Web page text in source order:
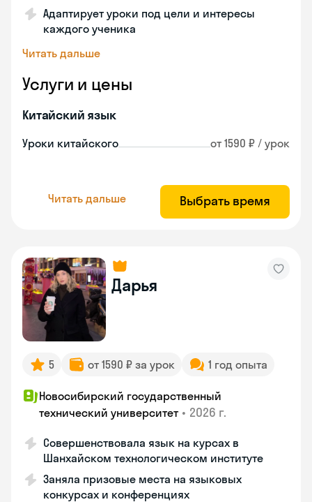
Адаптирует уроки под цели и интересы
каждого ученика
Читать дальше
Услуги и цены
Китайский язык
Уроки китайского от 1590 ₽ / урок
Читать дальше Выбрать время
Дарья
5 от 1590 ₽ за урок 1 год опыта
Новосибирский государственный
технический университет • 2026 г.
Совершенствовала язык на курсах в
Шанхайском технологическом институте
Заняла призовые места на языковых
конкурсах и конференциях